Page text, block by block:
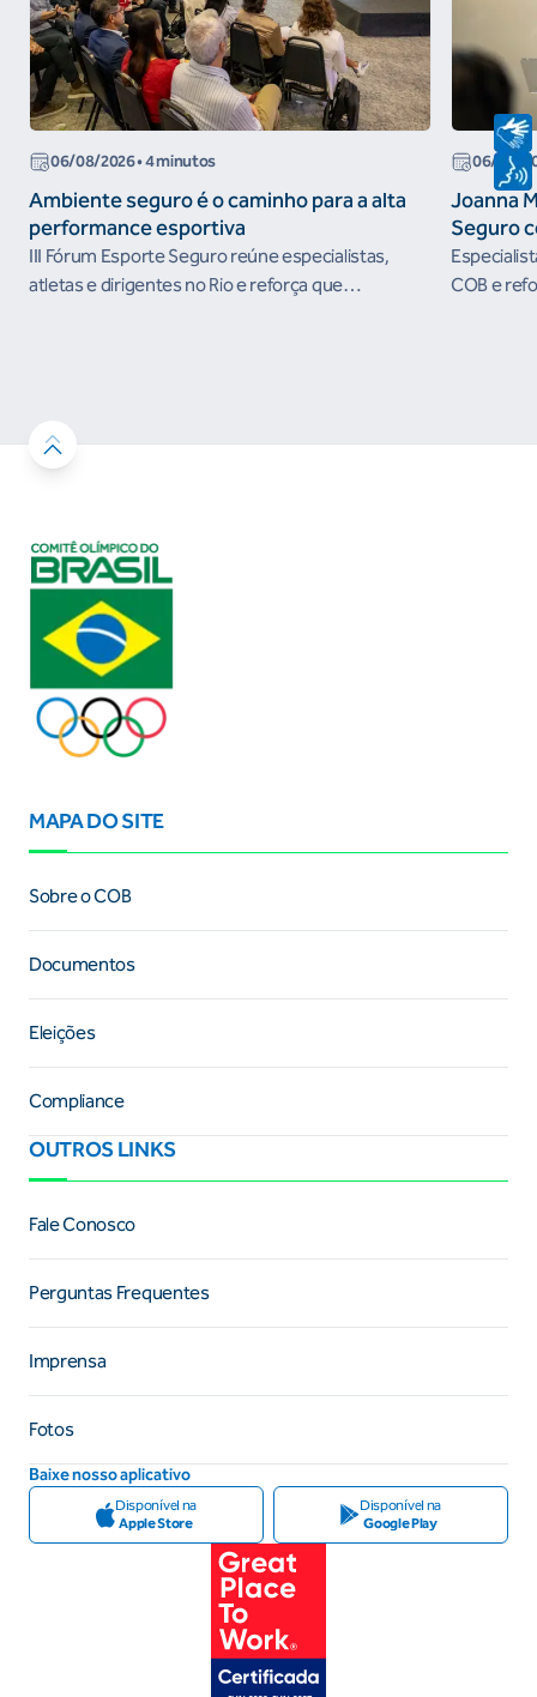
06/08/2026• 4 minutos
Ambiente seguro é o caminho para a alta
performance esportiva
III Fórum Esporte Seguro reúne especialistas,
atletas e dirigentes no Rio e reforça que
06/08/
Joanna
Seguro
COB e
MAPA DO SITE
Sobre o COB
Documentos
Eleições
Compliance
OUTROS LINKS
Fale Conosco
Perguntas Frequentes
Imprensa
Fotos
Baixe nosso aplicativo
Disponível na
Apple Store
Disponível na
Google Play